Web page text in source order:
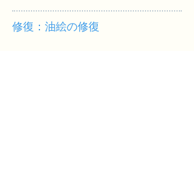
修復：油絵の修復